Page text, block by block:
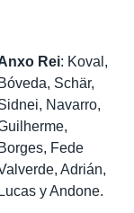
Rei: Koval,
Bóveda, Schär,
Navarro,
Borges, Fede
Adrián,
Lucas y Andone.